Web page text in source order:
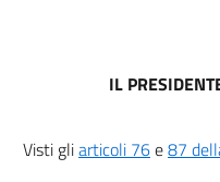
13
IL
Visti gliarticoli 76e87